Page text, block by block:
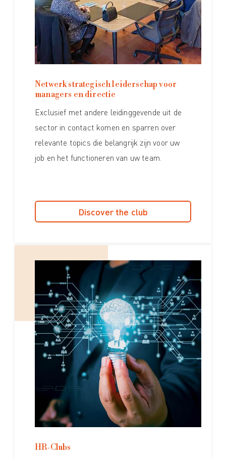
Netwerk strategisch leiderschap voor
managers en directie
Exclusief met andere leidinggevende uit de
sector in contact komen en sparren over
relevante topics die belangrijk zijn voor uw
job en het functioneren van uw team.
Discover the club
HR-Clubs